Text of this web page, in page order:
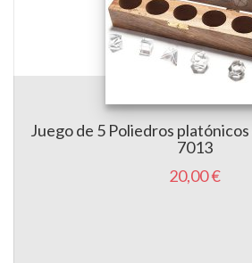
Juego de 5 Poliedros
7013
20,00 €